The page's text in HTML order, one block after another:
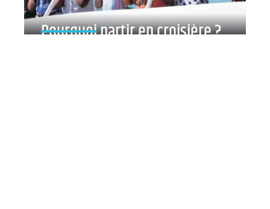
Pourquoi partir en croisière ?